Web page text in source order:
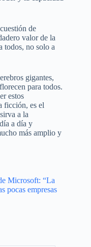
de
valor de la
todos, no solo a
gigantes,
para todos.
estos
ficción, es el
a la
a día y
más amplio y
Microsoft: “La
pocas empresas